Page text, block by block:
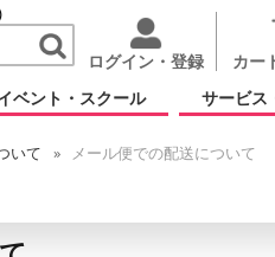
ログイン・登録 カー
ベント・スクール サービス
いて メール便での配送について